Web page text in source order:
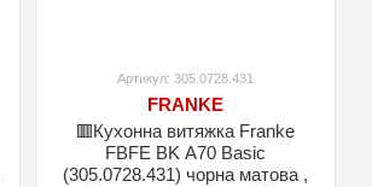
Артикул: 305.0728.431
FRANKE
🟥Кухонна витяжка Franke
FBFE BK A70 Basic
(305.0728.431) чорна матова ,